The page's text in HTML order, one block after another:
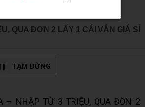
QUA ĐƠN 2 LẤY 1 CÁI VẪN GIÁ SỈ
TẠM DỪNG
– NHẬP TỪ 3 TRIỆU, QUA ĐƠN 2